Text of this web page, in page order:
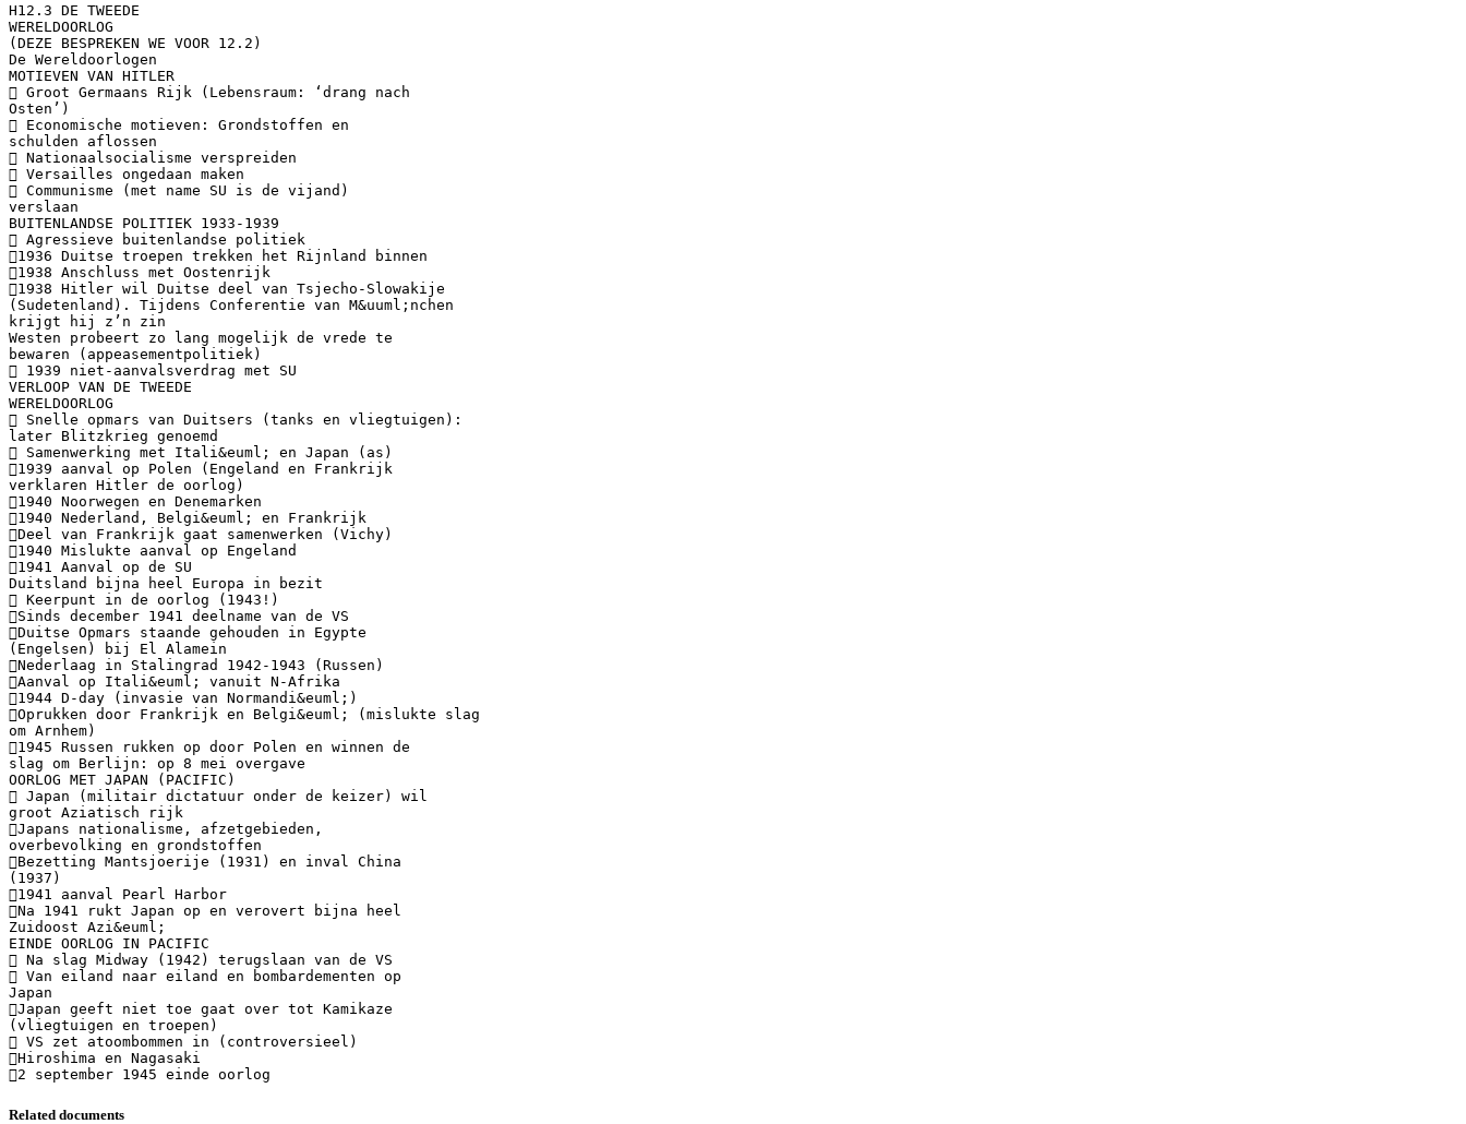
H12.3 DE TWEEDE
WERELDOORLOG
(DEZE BESPREKEN WE VOOR 12.2)
De Wereldoorlogen
MOTIEVEN VAN HITLER
 Groot Germaans Rijk (Lebensraum: ‘drang nach
Osten’)
 Economische motieven: Grondstoffen en
schulden aflossen
 Nationaalsocialisme verspreiden
 Versailles ongedaan maken
 Communisme (met name SU is de vijand)
verslaan
BUITENLANDSE POLITIEK 1933-1939
 Agressieve buitenlandse politiek
1936 Duitse troepen trekken het Rijnland binnen
1938 Anschluss met Oostenrijk
1938 Hitler wil Duitse deel van Tsjecho-Slowakije
(Sudetenland). Tijdens Conferentie van M&uuml;nchen
krijgt hij z’n zin
Westen probeert zo lang mogelijk de vrede te
bewaren (appeasementpolitiek)
 1939 niet-aanvalsverdrag met SU
VERLOOP VAN DE TWEEDE
WERELDOORLOG
 Snelle opmars van Duitsers (tanks en vliegtuigen):
later Blitzkrieg genoemd
 Samenwerking met Itali&euml; en Japan (as)
1939 aanval op Polen (Engeland en Frankrijk
verklaren Hitler de oorlog)
1940 Noorwegen en Denemarken
1940 Nederland, Belgi&euml; en Frankrijk
Deel van Frankrijk gaat samenwerken (Vichy)
1940 Mislukte aanval op Engeland
1941 Aanval op de SU
Duitsland bijna heel Europa in bezit
 Keerpunt in de oorlog (1943!)
Sinds december 1941 deelname van de VS
Duitse Opmars staande gehouden in Egypte
(Engelsen) bij El Alamein
Nederlaag in Stalingrad 1942-1943 (Russen)
Aanval op Itali&euml; vanuit N-Afrika
1944 D-day (invasie van Normandi&euml;)
Oprukken door Frankrijk en Belgi&euml; (mislukte slag
om Arnhem)
1945 Russen rukken op door Polen en winnen de
slag om Berlijn: op 8 mei overgave
OORLOG MET JAPAN (PACIFIC)
 Japan (militair dictatuur onder de keizer) wil
groot Aziatisch rijk
Japans nationalisme, afzetgebieden,
overbevolking en grondstoffen
Bezetting Mantsjoerije (1931) en inval China
(1937)
1941 aanval Pearl Harbor
Na 1941 rukt Japan op en verovert bijna heel
Zuidoost Azi&euml;
EINDE OORLOG IN PACIFIC
 Na slag Midway (1942) terugslaan van de VS
 Van eiland naar eiland en bombardementen op
Japan
Japan geeft niet toe gaat over tot Kamikaze
(vliegtuigen en troepen)
 VS zet atoombommen in (controversieel)
Hiroshima en Nagasaki
Related documents